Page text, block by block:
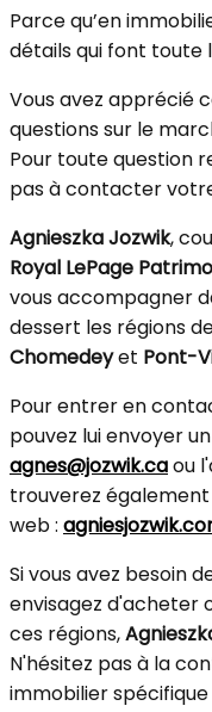
Parce qu’en
détails qui font toute
Vous avez apprécié
questions sur le
Pour toute question
pas à contacter
Agnieszka Jozwik,
Royal LePage
vous accompagner
dessert les régions
Chomedeyet Pont-
Pour entrer en
pouvez lui envoyer
agnes@jozwik.caou
trouverez
web :
Si vous avez besoin
envisagez d'acheter
ces régions,
N'hésitez pas à la
immobilier